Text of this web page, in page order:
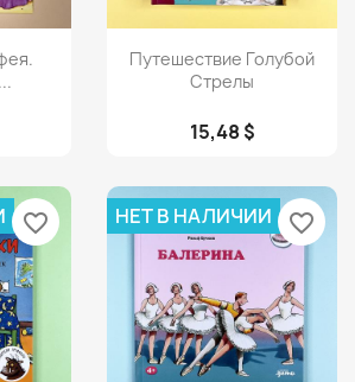
Просмотр
Путешествие Голубой
Стрелы
15,48 $
favorite_border НЕТ В НАЛИЧИИ favorite_border